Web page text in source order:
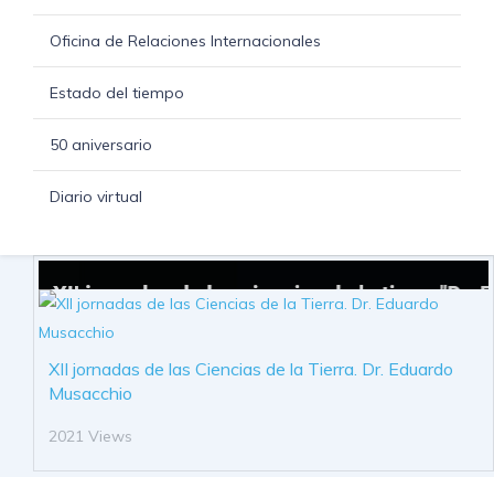
Oficina de Relaciones Internacionales
Estado del tiempo
50 aniversario
Diario virtual
XII jornadas de las Ciencias de la Tierra. Dr. Eduardo
Musacchio
2021 Views